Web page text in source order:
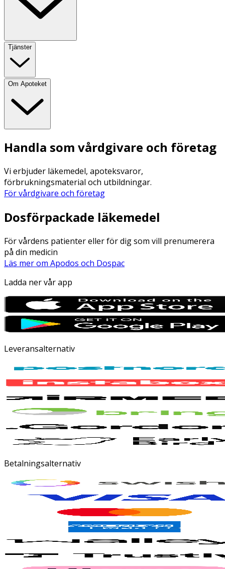
Tjänster
Om Apoteket
Handla som vårdgivare och företag
Vi erbjuder läkemedel, apoteksvaror,
förbrukningsmaterial och utbildningar.
För vårdgivare och företag
Dosförpackade läkemedel
För vårdens patienter eller för dig som vill prenumerera
på din medicin
Läs mer om Apodos och Dospac
Ladda ner vår app
Leveransalternativ
Betalningsalternativ